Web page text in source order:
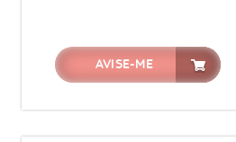
AVISE-ME